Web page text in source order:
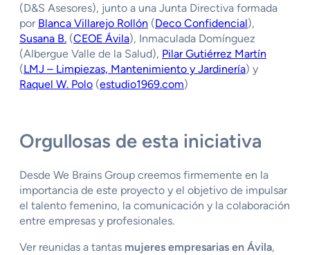
(D&S Asesores), junto a una Junta Directiva formada
por Blanca Villarejo Rollón (Deco Confidencial),
Susana B. (CEOE Ávila), Inmaculada Domínguez
(Albergue Valle de la Salud), Pilar Gutiérrez Martín
(LMJ – Limpiezas, Mantenimiento y Jardinería) y
Raquel W. Polo (estudio1969.com)
Orgullosas de esta iniciativa
Desde We Brains Group creemos firmemente en la
importancia de este proyecto y el objetivo de impulsar
el talento femenino, la comunicación y la colaboración
entre empresas y profesionales.
Ver reunidas a tantas mujeres empresarias en Ávila,